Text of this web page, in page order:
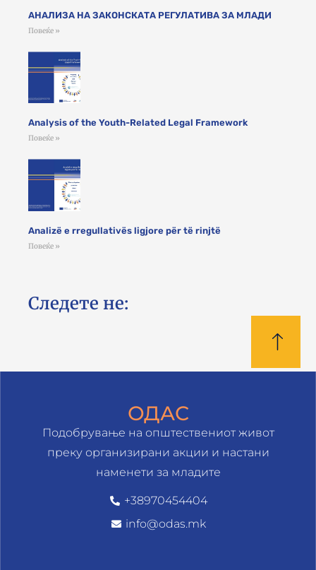
АНАЛИЗА НА ЗАКОНСКАТА РЕГУЛАТИВА ЗА МЛАДИ
Повеќе »
Analysis of the Youth-Related Legal Framework
Повеќе »
Analizë e rregullativës ligjore për të rinjtë
Повеќе »
Следете не:
ОДАС
Подобрување на општествениот живот
преку организирани акции и настани
наменети за младите
+38970454404
info@odas.mk